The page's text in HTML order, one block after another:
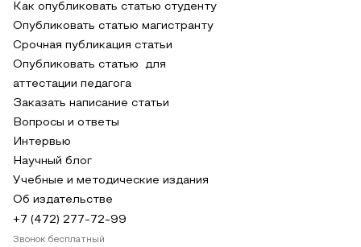
Как опубликовать статью студенту
Опубликовать статью магистранту
Срочная публикация статьи
Опубликовать статью для
аттестации педагога
Заказать написание статьи
Вопросы и ответы
Интервью
Научный блог
Учебные и методические издания
Об издательстве
+7 (472) 277-72-99
Звонок бесплатный